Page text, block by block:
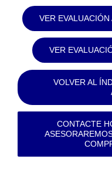
VER
VER
VOLVER AL
CONTACTE